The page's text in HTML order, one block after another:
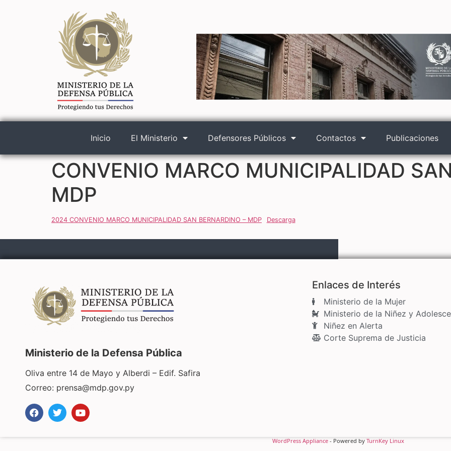
Inicio El Ministerio Defensores Públicos Contactos Publicaciones
CONVENIO MARCO MUNICIPALIDAD
MDP
2024 CONVENIO MARCO MUNICIPALIDAD SAN BERNARDINO – MDP Descarga
Ministerio de la Defensa Pública
Oliva entre 14 de Mayo y Alberdi – Edif. Safira
Correo: prensa@mdp.gov.py
Enlaces de Interés
Ministerio de la Mujer
Ministerio de la Niñez y
Niñez en Alerta
Corte Suprema de Justicia
WordPress Appliance - Powered by TurnKey Linux